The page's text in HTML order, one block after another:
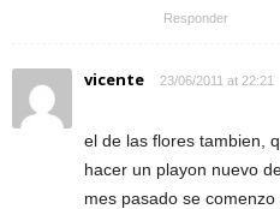
Responder
vicente 23/06/2011 at 22:21
el de las flores tambien,
hacer un playon nuevo
mes pasado se